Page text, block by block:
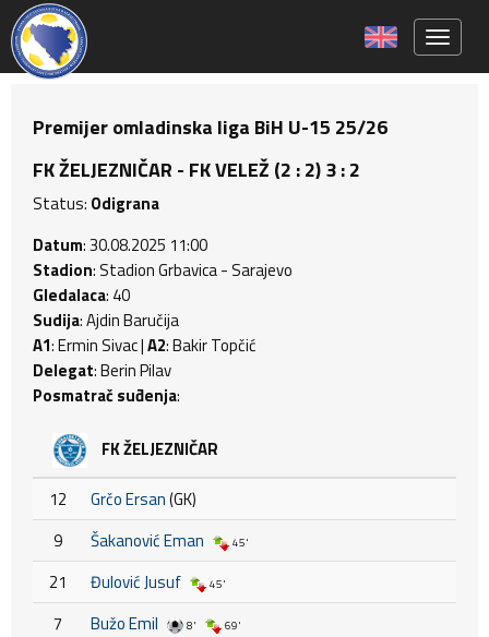
Premijer omladinska liga BiH U-15 25/26
FK ŽELJEZNIČAR - FK VELEŽ (2 : 2) 3 : 2
Status: Odigrana
Datum: 30.08.2025 11:00
Stadion: Stadion Grbavica - Sarajevo
Gledalaca: 40
Sudija: Ajdin Baručija
A1: Ermin Sivac |A2: Bakir Topčić
Delegat: Berin Pilav
Posmatrač suđenja:
FK ŽELJEZNIČAR
12 Grčo Ersan(GK)
9
Šakanović Eman 45'
21 Đulović Jusuf 45'
7 Bužo Emil 8' 69'